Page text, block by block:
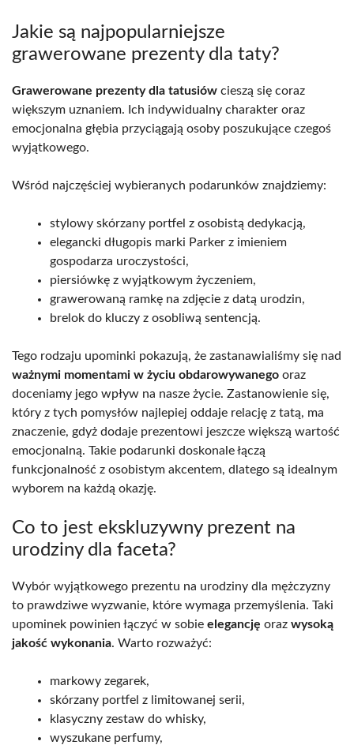
Jakie są najpopularniejsze
grawerowane prezenty dla taty?
Grawerowane prezenty dla tatusiów cieszą się coraz
większym uznaniem. Ich indywidualny charakter oraz
emocjonalna głębia przyciągają osoby poszukujące czegoś
wyjątkowego.
Wśród najczęściej wybieranych podarunków znajdziemy:
stylowy skórzany portfel z osobistą dedykacją,
elegancki długopis marki Parker z imieniem
gospodarza uroczystości,
piersiówkę z wyjątkowym życzeniem,
grawerowaną ramkę na zdjęcie z datą urodzin,
brelok do kluczy z osobliwą sentencją.
Tego rodzaju upominki pokazują, że zastanawialiśmy się nad
ważnymi momentami w życiu obdarowywanego oraz
doceniamy jego wpływ na nasze życie. Zastanowienie się,
który z tych pomysłów najlepiej oddaje relację z tatą, ma
znaczenie, gdyż dodaje prezentowi jeszcze większą wartość
emocjonalną. Takie podarunki doskonale łączą
funkcjonalność z osobistym akcentem, dlatego są idealnym
wyborem na każdą okazję.
Co to jest ekskluzywny prezent na
urodziny dla faceta?
Wybór wyjątkowego prezentu na urodziny dla mężczyzny
to prawdziwe wyzwanie, które wymaga przemyślenia. Taki
upominek powinien łączyć w sobie elegancję oraz wysoką
jakość wykonania. Warto rozważyć:
markowy zegarek,
skórzany portfel z limitowanej serii,
klasyczny zestaw do whisky,
wyszukane perfumy,